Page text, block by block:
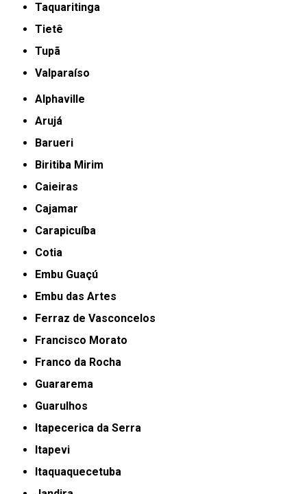
Taquaritinga
Tietê
Tupã
Valparaíso
Alphaville
Arujá
Barueri
Biritiba Mirim
Caieiras
Cajamar
Carapicuíba
Cotia
Embu Guaçú
Embu das Artes
Ferraz de Vasconcelos
Francisco Morato
Franco da Rocha
Guararema
Guarulhos
Itapecerica da Serra
Itapevi
Itaquaquecetuba